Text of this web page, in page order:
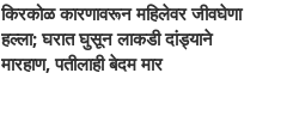
किरकोळ कारणावरून महिलेवर जीवघेणा
हल्ला; घरात घुसून लाकडी दांड्याने
मारहाण, पतीलाही बेदम मार